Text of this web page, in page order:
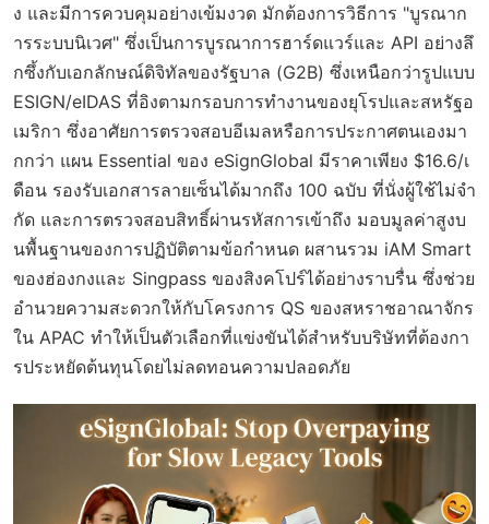
ง และมีการควบคุมอย่างเข้มงวด มักต้องการวิธีการ "บูรณาก
ารระบบนิเวศ" ซึ่งเป็นการบูรณาการฮาร์ดแวร์และ API อย่างลึ
กซึ้งกับเอกลักษณ์ดิจิทัลของรัฐบาล (G2B) ซึ่งเหนือกว่ารูปแบบ
ESIGN/eIDAS ที่อิงตามกรอบการทำงานของยุโรปและสหรัฐอ
เมริกา ซึ่งอาศัยการตรวจสอบอีเมลหรือการประกาศตนเองมา
กกว่า แผน Essential ของ eSignGlobal มีราคาเพียง $16.6/เ
ดือน รองรับเอกสารลายเซ็นได้มากถึง 100 ฉบับ ที่นั่งผู้ใช้ไม่จำ
กัด และการตรวจสอบสิทธิ์ผ่านรหัสการเข้าถึง มอบมูลค่าสูงบ
นพื้นฐานของการปฏิบัติตามข้อกำหนด ผสานรวม iAM Smart
ของฮ่องกงและ Singpass ของสิงคโปร์ได้อย่างราบรื่น ซึ่งช่วย
อำนวยความสะดวกให้กับโครงการ QS ของสหราชอาณาจักร
ใน APAC ทำให้เป็นตัวเลือกที่แข่งขันได้สำหรับบริษัทที่ต้องกา
รประหยัดต้นทุนโดยไม่ลดทอนความปลอดภัย